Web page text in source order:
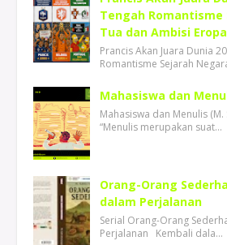
Tengah Romantisme
Tua dan Ambisi
Prancis Akan Juara Dunia
Romantisme Sejarah
Mahasiswa dan
Mahasiswa dan Menulis
“Menulis merupakan suat…
Orang-Orang
dalam Perjalanan
Serial Orang-Orang
Perjalanan Kembali dala…